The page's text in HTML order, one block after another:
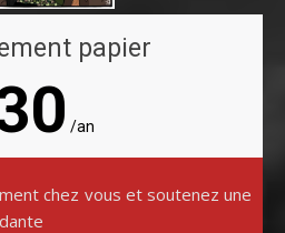
papier
/an
chez vous et soutenez une